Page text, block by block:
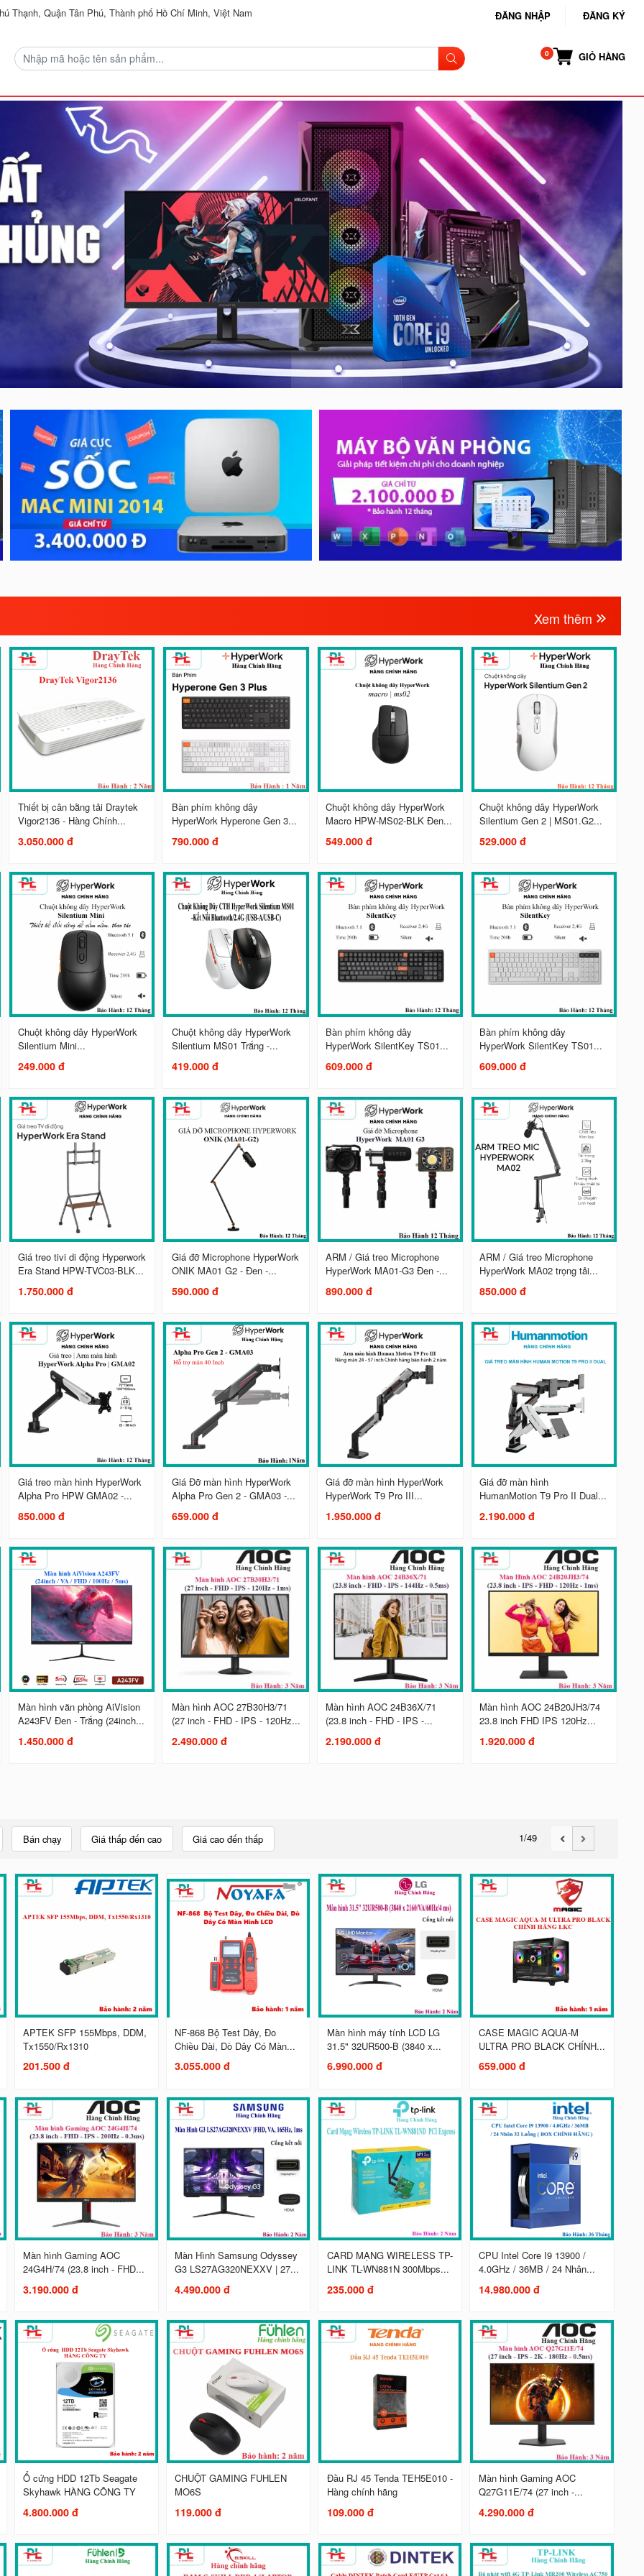
Thạnh, Quận Tân Phú, Thành phố Hồ Chí Minh, Việt Nam ĐĂNG NHẬP ĐĂNG KÝ
GIỎ HÀNG
Xem thêm
Thiết bị cân bằng tải Draytek
Vigor2136 - Hàng Chính...
3.050.000 đ
Bàn phím không dây
HyperWork Hyperone Gen 3...
790.000 đ
Chuột không dây HyperWork
Macro HPW-MS02-BLK Đen...
549.000 đ
Chuột không dây HyperWork
Silentium Gen 2 | MS01.G2...
529.000 đ
Chuột không dây HyperWork
Silentium Mini...
249.000 đ
Chuột không dây HyperWork
Silentium MS01 Trắng -...
419.000 đ
Bàn phím không dây
HyperWork SilentKey TS01...
609.000 đ
Bàn phím không dây
HyperWork SilentKey TS01...
609.000 đ
Giá treo tivi di động Hyperwork
Era Stand HPW-TVC03-BLK...
1.750.000 đ
Giá đỡ Microphone HyperWork
ONIK MA01 G2 - Đen -...
590.000 đ
ARM / Giá treo Microphone
HyperWork MA01-G3 Đen -...
890.000 đ
ARM / Giá treo Microphone
HyperWork MA02 trọng tải...
850.000 đ
Giá treo màn hình HyperWork
Alpha Pro HPW GMA02 -...
850.000 đ
Giá Đỡ màn hình HyperWork
Alpha Pro Gen 2 - GMA03 -...
659.000 đ
Giá đỡ màn hình HyperWork
HyperWork T9 Pro III...
1.950.000 đ
Giá đỡ màn hình
HumanMotion T9 Pro II Dual...
2.190.000 đ
Màn hình văn phòng AiVision
A243FV Đen - Trắng (24inch...
1.450.000 đ
Màn hình AOC 27B30H3/71
(27 inch - FHD - IPS - 120Hz...
2.490.000 đ
Màn hình AOC 24B36X/71
(23.8 inch - FHD - IPS -...
2.190.000 đ
Màn hình AOC 24B20JH3/74
23.8 inch FHD IPS 120Hz...
1.920.000 đ
Bán chạy Giá thấp đến cao Giá cao đến thấp 1/49
APTEK SFP 155Mbps, DDM,
Tx1550/Rx1310
201.500 đ
NF-868 Bộ Test Dây, Đo
Chiều Dài, Dò Dây Có Màn...
3.055.000 đ
Màn hình máy tính LCD LG
31.5" 32UR500-B (3840 x...
6.990.000 đ
CASE MAGIC AQUA-M
ULTRA PRO BLACK CHÍNH...
659.000 đ
Màn hình Gaming AOC
24G4H/74 (23.8 inch - FHD...
3.190.000 đ
Màn Hình Samsung Odyssey
G3 LS27AG320NEXXV | 27...
4.490.000 đ
CARD MẠNG WIRELESS TP-
LINK TL-WN881N 300Mbps...
235.000 đ
CPU Intel Core I9 13900 /
4.0GHz / 36MB / 24 Nhân...
14.980.000 đ
Ổ cứng HDD 12Tb Seagate
Skyhawk HÀNG CÔNG TY
4.800.000 đ
CHUỘT GAMING FUHLEN
MO6S
119.000 đ
Đầu RJ 45 Tenda TEH5E010 -
Hàng chính hãng
109.000 đ
Màn hình Gaming AOC
Q27G11E/74 (27 inch -...
4.290.000 đ